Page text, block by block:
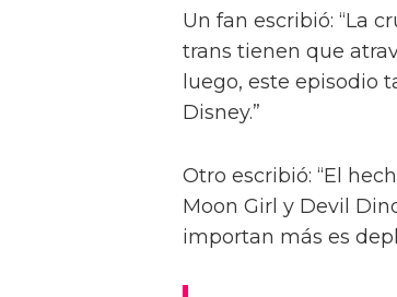
Un fan escribió: “La
trans tienen que
luego, este episodio
Disney.”
Otro escribió: “El
Moon Girl y Devil
importan más es